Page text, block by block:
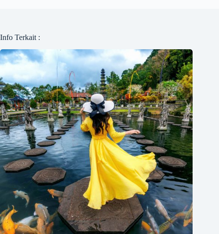
Info Terkait :